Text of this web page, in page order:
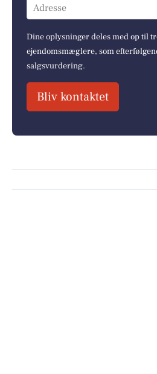
Adresse
Dine oplysninger deles med op til
ejendomsmæglere, som
salgsvurdering.
Bliv kontaktet